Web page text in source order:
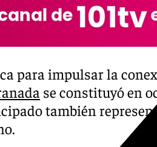
para impulsar la
se constituyó en
también